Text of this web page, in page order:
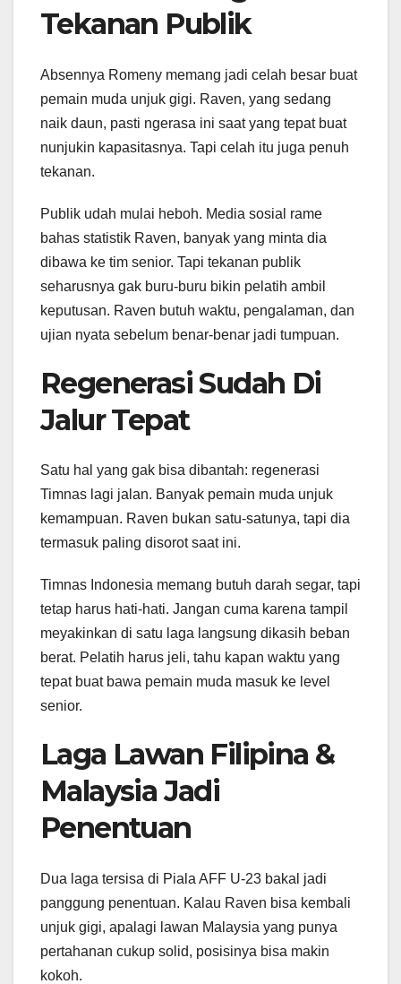
Tekanan Publik
Absennya Romeny memang jadi celah besar buat
pemain muda unjuk gigi. Raven, yang sedang
naik daun, pasti ngerasa ini saat yang tepat buat
nunjukin kapasitasnya. Tapi celah itu juga penuh
tekanan.
Publik udah mulai heboh. Media sosial rame
bahas statistik Raven, banyak yang minta dia
dibawa ke tim senior. Tapi tekanan publik
seharusnya gak buru-buru bikin pelatih ambil
keputusan. Raven butuh waktu, pengalaman, dan
ujian nyata sebelum benar-benar jadi tumpuan.
Regenerasi Sudah Di
Jalur Tepat
Satu hal yang gak bisa dibantah: regenerasi
Timnas lagi jalan. Banyak pemain muda unjuk
kemampuan. Raven bukan satu-satunya, tapi dia
termasuk paling disorot saat ini.
Timnas Indonesia memang butuh darah segar, tapi
tetap harus hati-hati. Jangan cuma karena tampil
meyakinkan di satu laga langsung dikasih beban
berat. Pelatih harus jeli, tahu kapan waktu yang
tepat buat bawa pemain muda masuk ke level
senior.
Laga Lawan Filipina &
Malaysia Jadi
Penentuan
Dua laga tersisa di Piala AFF U-23 bakal jadi
panggung penentuan. Kalau Raven bisa kembali
unjuk gigi, apalagi lawan Malaysia yang punya
pertahanan cukup solid, posisinya bisa makin
kokoh.